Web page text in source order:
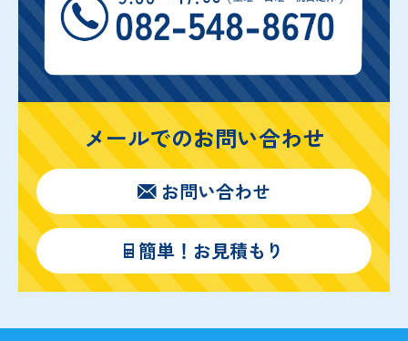
メールでのお問い合わせ
お問い合わせ
簡単！お見積もり